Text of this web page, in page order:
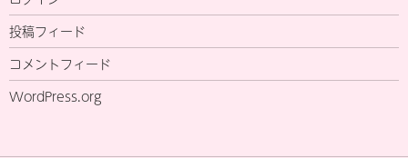
投稿フィード
コメントフィード
WordPress.org